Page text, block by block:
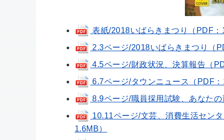
表紙/2018いばらきまつり（PDF：
2.3ページ/2018いばらきまつり（
4.5ページ/財政状況、決算報告（
6.7ページ/タウンニュース（PDF：
8.9ページ/職員採用試験、あなた
10.11ページ/文芸、消費生活セン
1.6MB）